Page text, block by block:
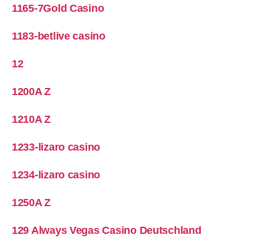
1165-7Gold Casino
1183-betlive casino
12
1200A Z
1210A Z
1233-lizaro casino
1234-lizaro casino
1250A Z
129 Always Vegas Casino Deutschland